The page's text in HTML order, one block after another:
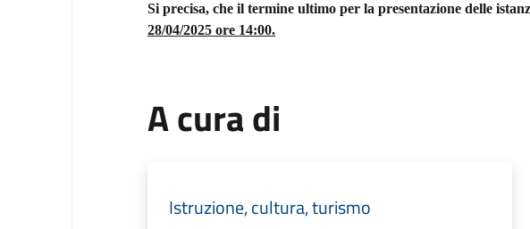
Si precisa, che il termine ultimo per la presentazione delle
28/04/2025 ore 14:00.
A cura di
Istruzione, cultura, turismo